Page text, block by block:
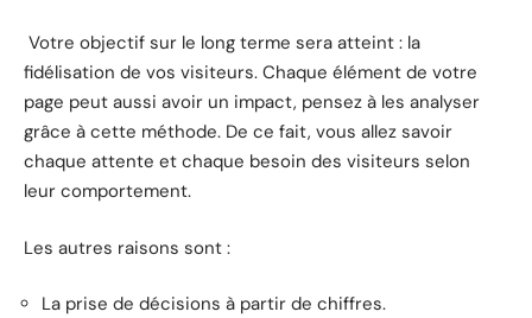
Votre objectif sur le long terme sera atteint : la
fidélisation de vos visiteurs. Chaque élément de votre
page peut aussi avoir un impact, pensez à les analyser
grâce à cette méthode. De ce fait, vous allez savoir
chaque attente et chaque besoin des visiteurs selon
leur comportement.
Les autres raisons sont :
La prise de décisions à partir de chiffres.